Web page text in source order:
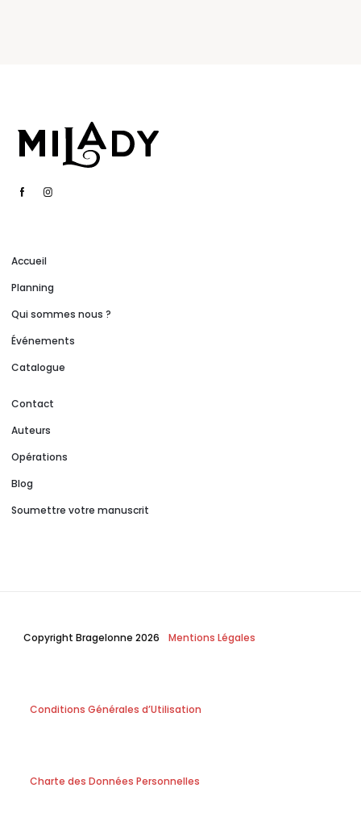
Accueil
Planning
Qui sommes nous ?
Événements
Catalogue
Contact
Auteurs
Opérations
Blog
Soumettre votre manuscrit
Copyright Bragelonne 2026 Mentions Légales
Conditions Générales d’Utilisation
Charte des Données Personnelles